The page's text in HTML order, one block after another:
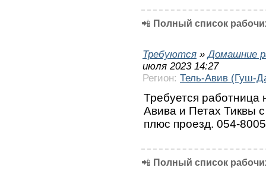
📲 Полный список
Требуются »Домашние
июля 2023 14:27
Регион: Тель-Авив (Гуш-
Требуется работница
Авива и Петах Тиквы
плюс проезд. 054-
📲 Полный список